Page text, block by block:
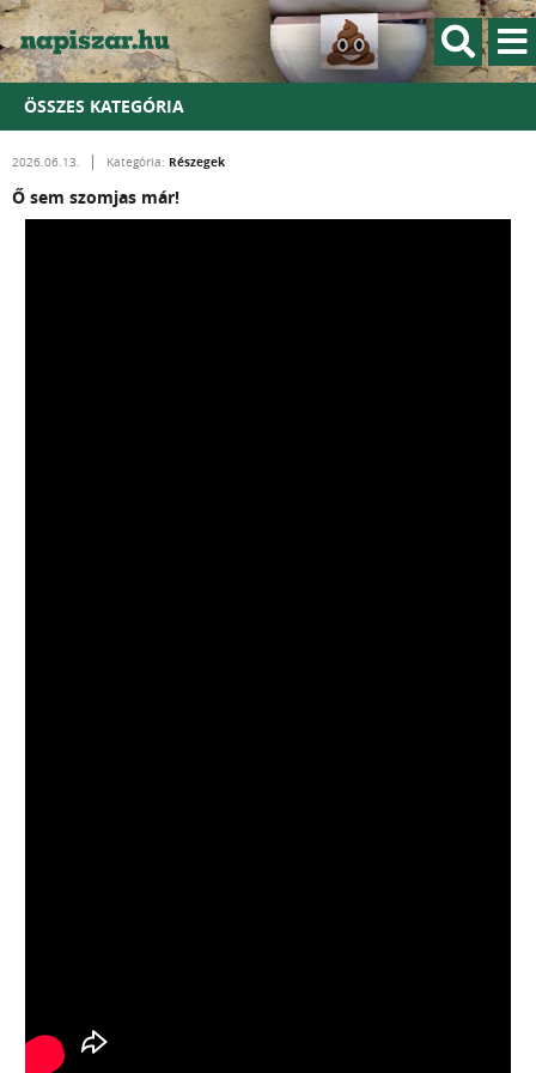
ÖSSZES KATEGÓRIA
2026.06.13. Kategória: Részegek
Ő sem szomjas már!